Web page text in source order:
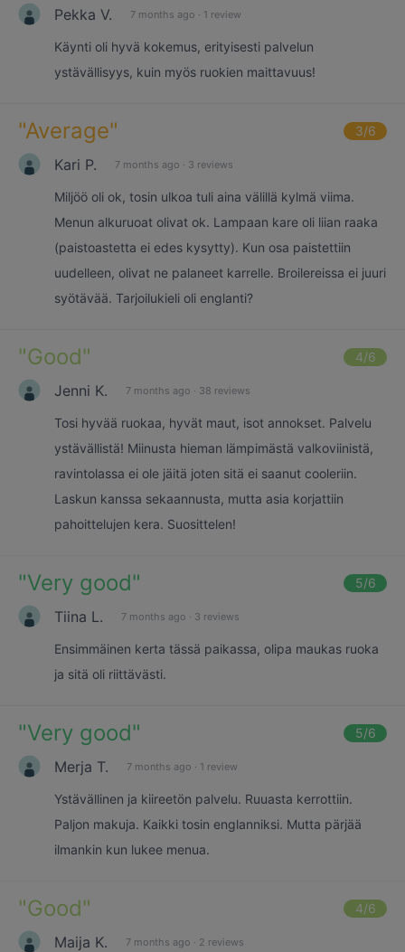
Pekka V. 7 months ago · 1 review
Käynti oli hyvä kokemus, erityisesti palvelun
ystävällisyys, kuin myös ruokien maittavuus!
"Average" 3/6
Kari P. 7 months ago · 3 reviews
Miljöö oli ok, tosin ulkoa tuli aina välillä kylmä viima.
Menun alkuruoat olivat ok. Lampaan kare oli liian raaka
(paistoastetta ei edes kysytty). Kun osa paistettiin
uudelleen, olivat ne palaneet karrelle. Broilereissa ei juuri
syötävää. Tarjoilukieli oli englanti?
"Good" 4/6
Jenni K. 7 months ago · 38 reviews
Tosi hyvää ruokaa, hyvät maut, isot annokset. Palvelu
ystävällistä! Miinusta hieman lämpimästä valkoviinistä,
ravintolassa ei ole jäitä joten sitä ei saanut cooleriin.
Laskun kanssa sekaannusta, mutta asia korjattiin
pahoittelujen kera. Suosittelen!
"Very good" 5/6
Tiina L. 7 months ago · 3 reviews
Ensimmäinen kerta tässä paikassa, olipa maukas ruoka
ja sitä oli riittävästi.
"Very good" 5/6
Merja T. 7 months ago · 1 review
Ystävällinen ja kiireetön palvelu. Ruuasta kerrottiin.
Paljon makuja. Kaikki tosin englanniksi. Mutta pärjää
ilmankin kun lukee menua.
"Good" 4/6
Maija K. 7 months ago · 2 reviews